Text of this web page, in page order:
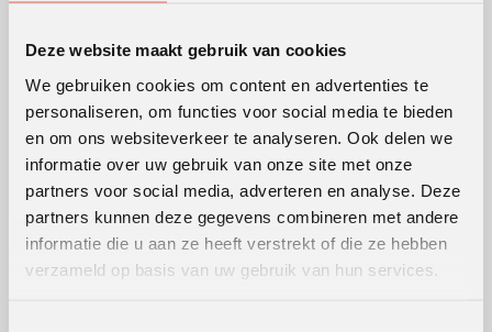
Deze website maakt gebruik van cookies
We gebruiken cookies om content en advertenties te
personaliseren, om functies voor social media te bieden
en om ons websiteverkeer te analyseren. Ook delen we
informatie over uw gebruik van onze site met onze
partners voor social media, adverteren en analyse. Deze
partners kunnen deze gegevens combineren met andere
informatie die u aan ze heeft verstrekt of die ze hebben
verzameld op basis van uw gebruik van hun services.
OUTING HOLLAND
Sinds 1991 ondersteunen we klanten bij het ontwikkelen en
uitvoeren van leer- en ontwikkelingsprocessen die mensen en
organisaties in beweging brengen en houden.
WERKVORMEN